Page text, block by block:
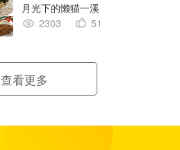
月光下的懒猫一溪
2303
51
查看更多